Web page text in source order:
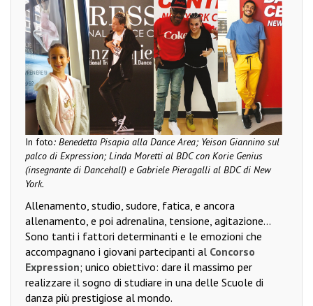
In foto: Benedetta Pisapia alla Dance Area; Yeison Giannino sul
palco di Expression; Linda Moretti al BDC con Korie Genius
(insegnante di Dancehall) e Gabriele Pieragalli al BDC di New
York.
Allenamento, studio, sudore, fatica, e ancora
allenamento, e poi adrenalina, tensione, agitazione…
Sono tanti i fattori determinanti e le emozioni che
accompagnano i giovani partecipanti al Concorso
Expression; unico obiettivo: dare il massimo per
realizzare il sogno di studiare in una delle Scuole di
danza più prestigiose al mondo.